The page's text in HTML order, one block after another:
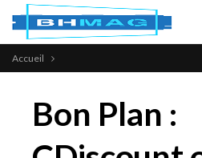
Accueil
Bon Plan :